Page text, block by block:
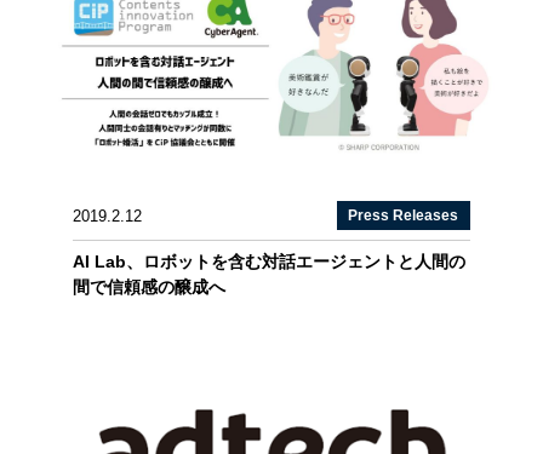
2019.2.12 Press Releases
AI Lab、ロボットを含む対話エージェントと人間の
間で信頼感の醸成へ